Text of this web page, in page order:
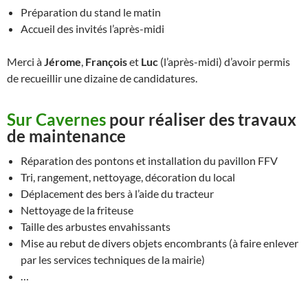
Préparation du stand le matin
Accueil des invités l’après-midi
Merci à Jérome Françoiset Luc (l’après-midi) d’avoir permis
de recueillir une dizaine de candidatures.
Sur Cavernes pour réaliser des travaux
de maintenance
Réparation des pontons et installation du pavillon FFV
Tri, rangement, nettoyage, décoration du local
Déplacement des bers à l’aide du tracteur
Nettoyage de la friteuse
Taille des arbustes envahissants
Mise au rebut de divers objets encombrants (à faire enlever
par les services techniques de la mairie)